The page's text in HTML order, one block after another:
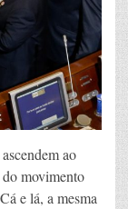
ao
movimento
e lá, a mesma